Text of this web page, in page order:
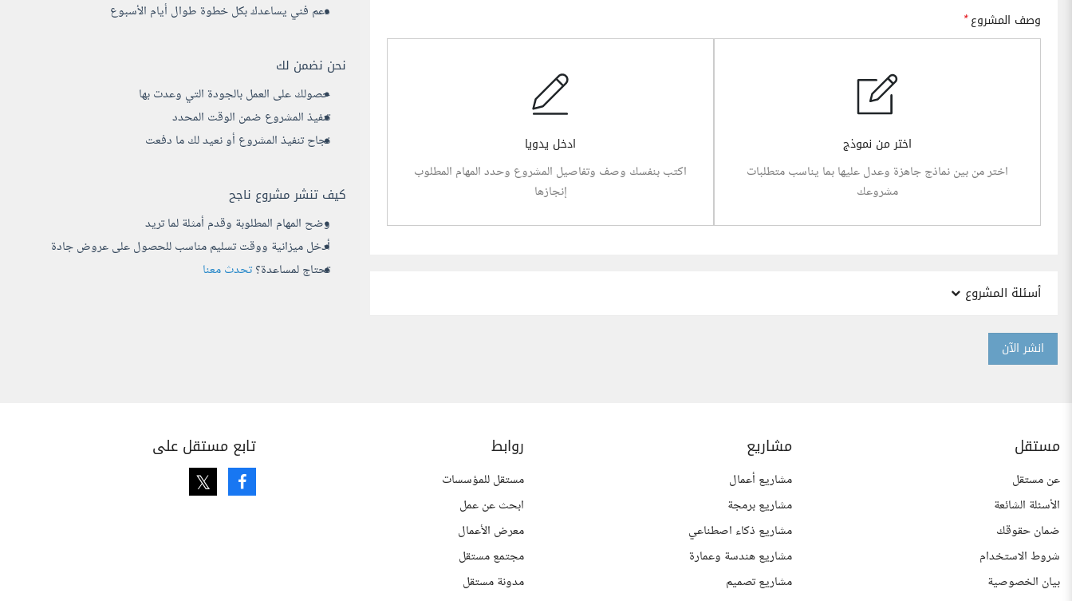
دعم فني يساعدك بكل خطوة طوال أيام الأسبوع
نحن نضمن لك
حصولك على العمل بالجودة التي وعدت بها
تنفيذ المشروع ضمن الوقت المحدد
نجاح تنفيذ المشروع أو نعيد لك ما دفعت
كيف تنشر مشروع ناجح
وضح المهام المطلوبة وقدم أمثلة لما تريد
أدخل ميزانية ووقت تسليم مناسب للحصول على عروض جادة
تحتاج لمساعدة؟تحدث معنا
وصف المشروع*
اختر من نموذج
اختر من بين نماذج جاهزة وعدل عليها بما يناسب متطلبات
مشروعك
ادخل يدويا
اكتب بنفسك وصف وتفاصيل المشروع وحدد المهام المطلوب
إنجازها
أسئلة المشروع
انشر الآن
مستقل
عن مستقل
الأسئلة الشائعة
ضمان حقوقك
شروط الاستخدام
بيان الخصوصية
مشاريع
مشاريع أعمال
مشاريع برمجة
مشاريع ذكاء اصطناعي
مشاريع هندسة وعمارة
مشاريع تصميم
روابط
مستقل للمؤسسات
ابحث عن عمل
معرض الأعمال
مجتمع مستقل
مدونة مستقل
تابع مستقل على
Facebook
Twitter